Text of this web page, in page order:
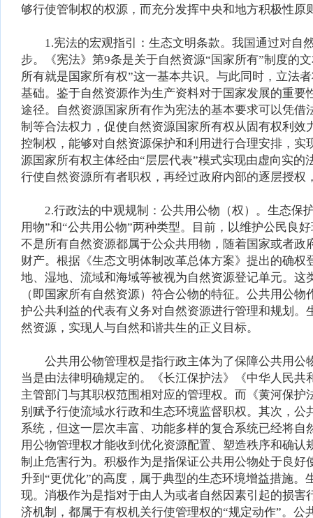
够行使管制权的权源，而充分发挥中央和地方积极性
1.宪法的宏观指引：生态文明条款。我国通过对自
步。《宪法》第9条是关于自然资源“国家所有”制度的
所有就是国家所有权”这一基本共识。与此同时，立法
基础。鉴于自然资源作为生产资料对于国家发展的重
途径。自然资源国家所有作为宪法的基本要求可以凭
制等合法权力，促使自然资源国家所有权从固有权利
控制权，能够对自然资源保护和利用进行合理安排，
源国家所有权主体经由“层层代表”模式实现由虚向实
行使自然资源所有者职权，再经过政府内部的逐层授
2.行政法的中观规制：公共用公物（权）。生态保
用物”和“公共用公物”两种类型。目前，以维护公民良
不是所有自然资源都属于公众共用物，随着国家或者
财产。根据《生态文明体制改革总体方案》提出的确
地、湿地、流域和海域等被视为自然资源登记单元。
（即国家所有自然资源）符合公物的特征。公共用公
护公共利益的代表有义务对自然资源进行管理和规划
然资源，实现人与自然和谐共生的正义目标。
公共用公物管理权是指行政主体为了保障公共用公
当是由法律明确规定的。《长江保护法》《中华人民
主管部门与其职权范围相对应的管理权。而《黄河保
别赋予行使流域水行政和生态环境监督职权。其次，
系统，但这一层次丰富、功能多样的复合系统已经将
用公物管理权才能收到优化资源配置、塑造秩序和确
制止危害行为。积极作为是指保证公共用公物处于良
升到“更优化”的高度，属于典型的生态环境增益措施
现。消极作为是指对于由人为或者自然因素引起的损
济机制，都属于有权机关行使管理权的“规定动作”。